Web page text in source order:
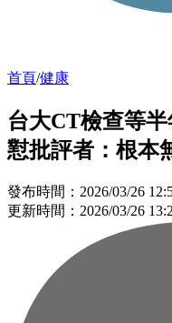
首頁/健康
台大CT檢查等
懟批評者：根本
發布時間：2026/03/26
更新時間：2026/03/26